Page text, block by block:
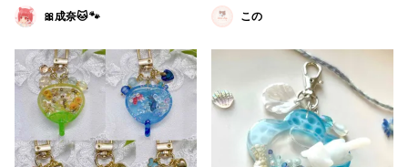
のみラメ入りの着色剤を使用し
ています！ レシピが全部書け
なかったけどだいたいあんな感
じで作ってます！ #キーホルダ
ー #シェイカーキーホルダー #
シャカシャカキーホルダー #黒
猫 #可愛い
🎀成奈🐱🐾
#シャカシャカキーホルダー #
シェイカーキーホルダー
この